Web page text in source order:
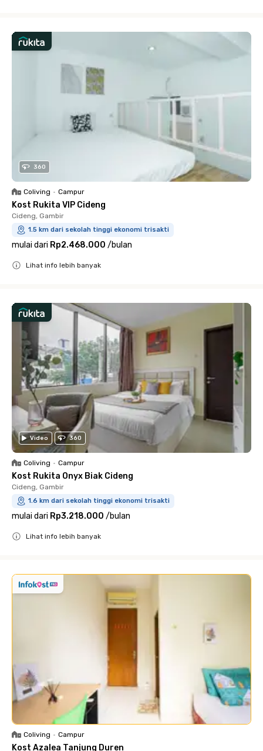
360
Coliving • Campur
Kost Rukita VIP Cideng
Cideng, Gambir
1.5 km dari sekolah tinggi ekonomi trisakti
mulai dari Rp2.468.000 /bulan
Lihat info lebih banyak
Video 360
Coliving • Campur
Kost Rukita Onyx Biak Cideng
Cideng, Gambir
1.6 km dari sekolah tinggi ekonomi trisakti
mulai dari Rp3.218.000 /bulan
Lihat info lebih banyak
Coliving • Campur
Kost Azalea Tanjung Duren